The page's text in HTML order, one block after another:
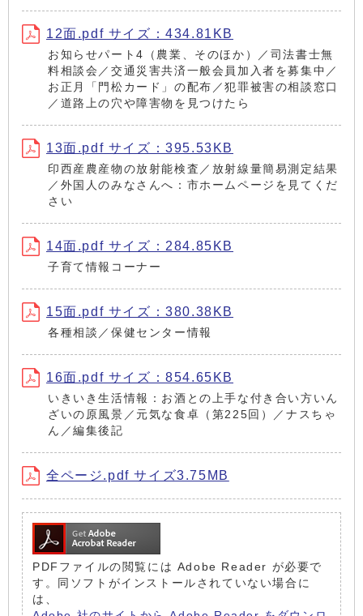
12面.pdf サイズ：434.81KB
お知らせパート4（農業、そのほか）／司法書士無
料相談会／交通災害共済一般会員加入者を募集中／
お正月「門松カード」の配布／犯罪被害の相談窓口
／道路上の穴や障害物を見つけたら
13面.pdf サイズ：395.53KB
印西産農産物の放射能検査／放射線量簡易測定結果
／外国人のみなさんへ：市ホームページを見てくだ
さい
14面.pdf サイズ：284.85KB
子育て情報コーナー
15面.pdf サイズ：380.38KB
各種相談／保健センター情報
16面.pdf サイズ：854.65KB
いきいき生活情報：お酒との上手な付き合い方いん
ざいの原風景／元気な食卓（第225回）／ナスちゃ
ん／編集後記
全ページ.pdf サイズ3.75MB
PDFファイルの閲覧には Adobe Reader が必要で
す。同ソフトがインストールされていない場合に
は、